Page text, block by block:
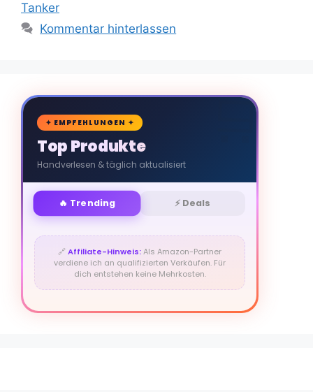
Tanker
Kommentar hinterlassen
🛒
✦ EMPFEHLUNGEN ✦
Top Produkte
Handverlesen & täglich aktualisiert
🔥 Trending ⚡ Deals
🔗Affiliate-Hinweis:Als Amazon-Partner
verdiene ich an qualifizierten Verkäufen. Für
dich entstehen keine Mehrkosten.